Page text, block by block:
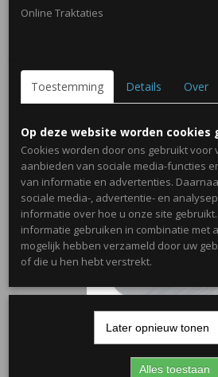
Mini Emmertje 155ml
€ 0,50
Online Traktaties
Toestemming Details Over
Op deze website worden cookies
Cookies worden door ons gebruikt
aanbieden van sociale media-functies
van informatie en advertenties.
sociale media-, advertentie- en
informatie over hoe u onze site
informatie gebruiken in combinatie met
mogelijk hebben verzameld door uw
of die u hen hebt verstrekt.
Later opnieuw tonen
Alles toestaan